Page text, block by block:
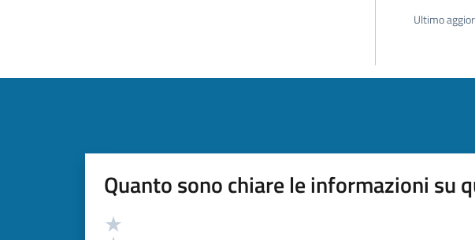
Ultimo
Quanto sono chiare le informazioni su
Valutazione